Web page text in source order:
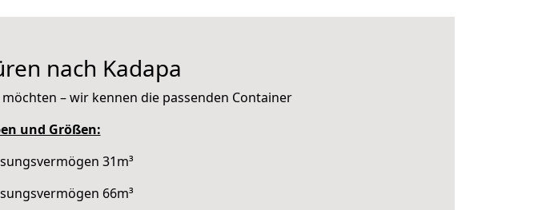
nach Kadapa
– wir kennen die passenden Container
und Größen:
31m³
66m³